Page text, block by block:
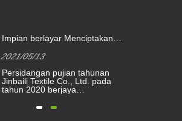
Impian berlayar Menciptakan
anugerah pengiktirafan
kimberly-clark 2020
2021/05/13
Persidangan pujian tahunan
Jinbaili Textile Co., Ltd. pada
tahun 2020 berjaya
Jinbaili berkumpul di Haining